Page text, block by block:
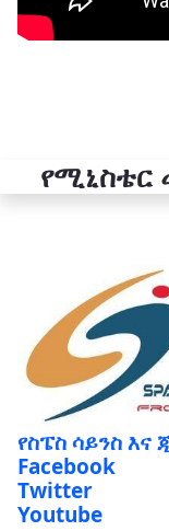
የሚኒስቴር
የስፔስ ሳይንስ
Facebook
Twitter
Youtube